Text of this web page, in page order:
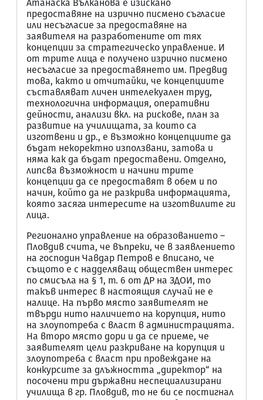
Атанаска Вълканова е изискано
предоставяне на изрично писмено съгласие
или несъгласие за предоставяне на
заявителя на разработените от тях
концепции за стратегическо управление. И
от трите лица е получено изрично писмено
несъгласие за предоставянето им. Предвид
това, както и отчитайки, че концепциите
съставляват личен интелекуален труд,
технологична информация, оперативни
дейности, анализи вкл. на рискове, план за
развитие на училищата, за които са
изготвени и др., е възможно концепциите да
бъдат некоректно използвани, затова и
няма как да бъдат предоставени. Отделно,
липсва възможност и начини трите
концепции да се предоставят в обем и по
начин, който да не разкрива информацията,
която засяга интересите на изготвилите ги
лица.
Регионално управление на образованието –
Пловдив счита, че въпреки, че в заявлението
на господин Чавдар Петров е вписано, че
същото е с надделяващ обществен интерес
по смисъла на § 1, т. 6 от ДР на ЗДОИ, то
такъв интерес в настоящия случай не е
налице. На първо място заявителят не
твърди нито наличието на корупция, нито
на злоупотреба с власт в администрацията.
На второ място дори и да се приеме, че
заявителят цели разкриване на корупция и
злоупотреба с власт при провеждане на
конкурсите за длъжността „директор“ на
посочени три държавни неспециализирани
училища в гр. Пловдив, то не би се постигнал